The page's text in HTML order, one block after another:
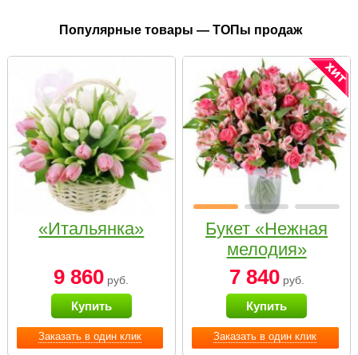
Популярные товары — ТОПы продаж
Заказать в один клик
«Итальянка»
9 860 руб.
Купить
Заказать в один клик
Букет «Нежная
мелодия»
7 840руб.
Купить